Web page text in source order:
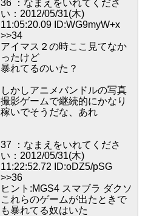
36 ：なまえをいれてくださ
い：2012/05/31(木)
11:05:20.09 ID:WG9myW+x
>>34
アイマス２の時ここ見てなか
ったけど
暴れてるのいた？
しかしアニメバンドルの写真
撮影ゲームで継続的にかなり
稼いでそうだな、あれ
37 ：なまえをいれてくださ
い：2012/05/31(木)
11:22:52.72 ID:oDZ5/pSG
>>36
ヒント:MGS4 スマブラ ダクソ
これらのゲームが出たときで
も暴れてる奴はいた